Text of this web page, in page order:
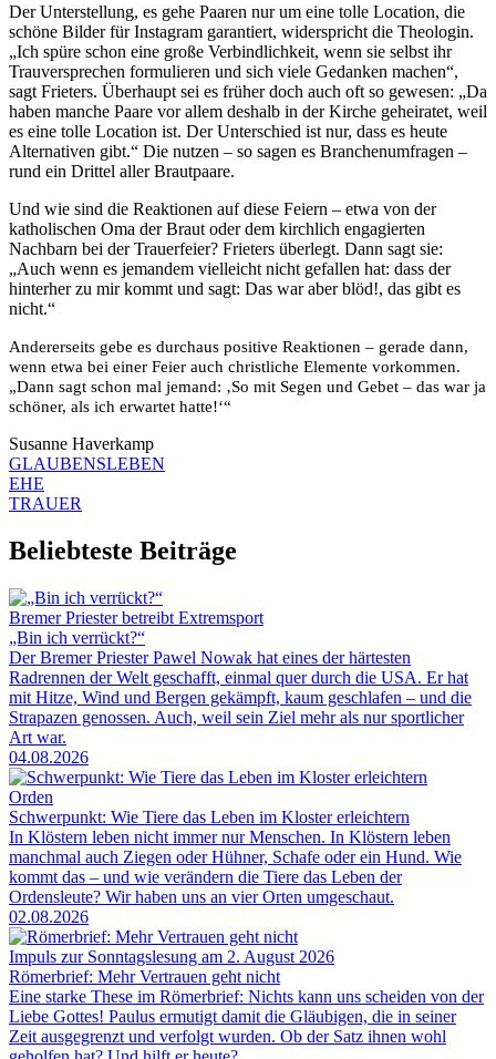
Der Unterstellung, es gehe Paaren nur um eine tolle Location, die
schöne Bilder für Instagram garantiert, widerspricht die Theologin.
„Ich spüre schon eine große Verbindlichkeit, wenn sie selbst ihr
Trauversprechen formulieren und sich viele Gedanken machen“,
sagt Frieters. Überhaupt sei es früher doch auch oft so gewesen: „Da
haben manche Paare vor allem deshalb in der Kirche geheiratet, weil
es eine tolle Location ist. Der Unterschied ist nur, dass es heute
Alternativen gibt.“ Die nutzen – so sagen es Branchenumfragen –
rund ein Drittel aller Brautpaare.
Und wie sind die Reaktionen auf diese Feiern – etwa von der
katholischen Oma der Braut oder dem kirchlich engagierten
Nachbarn bei der Trauerfeier? Frieters überlegt. Dann sagt sie:
„Auch wenn es jemandem vielleicht nicht gefallen hat: dass der
hinterher zu mir kommt und sagt: Das war aber blöd!, das gibt es
nicht.“
Andererseits gebe es durchaus positive Reaktionen – gerade dann,
wenn etwa bei einer Feier auch christliche Elemente vorkommen.
„Dann sagt schon mal jemand: ‚So mit Segen und Gebet – das war ja
schöner, als ich erwartet hatte!‘“
Susanne Haverkamp
GLAUBENSLEBEN
EHE
TRAUER
Beliebteste Beiträge
Bremer Priester betreibt Extremsport
„Bin ich verrückt?“
Der Bremer Priester Pawel Nowak hat eines der härtesten
Radrennen der Welt geschafft, einmal quer durch die USA. Er hat
mit Hitze, Wind und Bergen gekämpft, kaum geschlafen – und die
Strapazen genossen. Auch, weil sein Ziel mehr als nur sportlicher
Art war.
04.08.2026
Orden
Schwerpunkt: Wie Tiere das Leben im Kloster erleichtern
In Klöstern leben nicht immer nur Menschen. In Klöstern leben
manchmal auch Ziegen oder Hühner, Schafe oder ein Hund. Wie
kommt das – und wie verändern die Tiere das Leben der
Ordensleute? Wir haben uns an vier Orten umgeschaut.
02.08.2026
Impuls zur Sonntagslesung am 2. August 2026
Römerbrief: Mehr Vertrauen geht nicht
Eine starke These im Römerbrief: Nichts kann uns scheiden von der
Liebe Gottes! Paulus ermutigt damit die Gläubigen, die in seiner
Zeit ausgegrenzt und verfolgt wurden. Ob der Satz ihnen wohl